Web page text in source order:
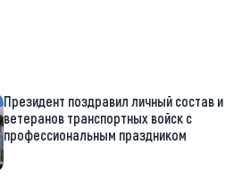
Президент поздравил личный состав и
ветеранов транспортных войск с
профессиональным праздником